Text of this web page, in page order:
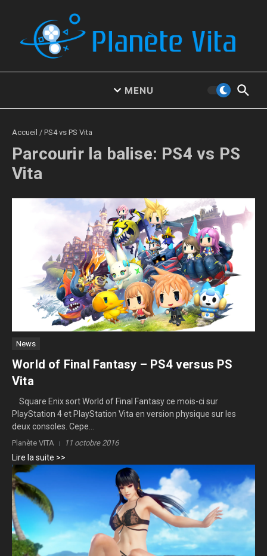
MENU
Accueil / PS4 vs PS Vita
Parcourir la balise: PS4 vs PS
Vita
News
World of Final Fantasy – PS4 versus PS
Vita
Square Enix sort World of Final Fantasy ce mois-ci sur
PlayStation 4 et PlayStation Vita en version physique sur les
deux consoles. Cepe...
Planète VITA 11 octobre 2016
Lire la suite >>